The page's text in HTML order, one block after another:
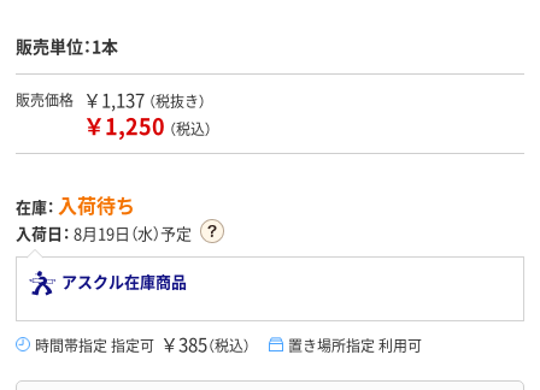
販売単位：1本
販売価格 ￥1,137 （税抜き）
￥1,250 （税込）
在庫： 入荷待ち
入荷日： 8月19日（水）予定
アスクル在庫商品
時間帯指定 指定可 ￥385（税込） 置き場所指定 利用可